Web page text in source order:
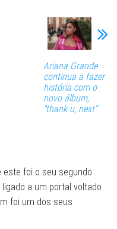
Ariana Grande
continua a fazer
história com o
novo álbum,
“thank u, next”
este foi o seu segundo
a um portal voltado
foi um dos seus